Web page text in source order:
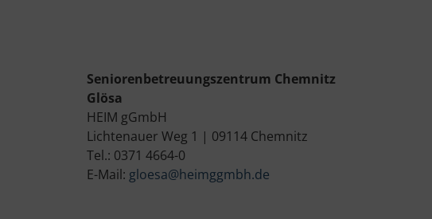
Seniorenbetreuungszentrum Chemnitz
Glösa
HEIM gGmbH
Lichtenauer Weg 1 | 09114 Chemnitz
Tel.: 0371 4664-0
E-Mail: gloesa@heimggmbh.de